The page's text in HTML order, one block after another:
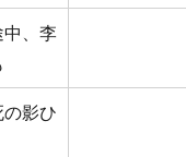
中、李
影ひ